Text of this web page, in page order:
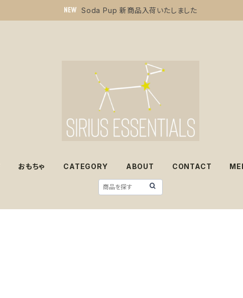
Soda Pup 新商品入荷いたしました
おもちゃ CATEGORY ABOUT CONTACT